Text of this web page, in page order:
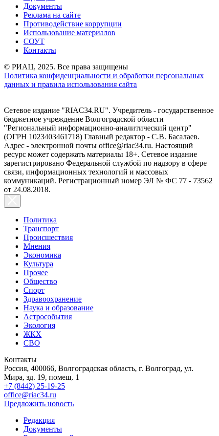
Документы
Реклама на сайте
Противодействие коррупции
Использование материалов
СОУТ
Контакты
© РИАЦ, 2025. Все права защищены
Политика конфиденциальности и обработки персональных
данных и правила использования сайта
Сетевое издание "RIAC34.RU". Учредитель - государственное
бюджетное учреждение Волгоградской области
"Региональный информационно-аналитический центр"
(ОГРН 1023403461718) Главный редактор - С.В. Басалаев.
Адрес - электронной почты office@riac34.ru. Настоящий
ресурс может содержать материалы 18+. Сетевое издание
зарегистрировано Федеральной службой по надзору в сфере
связи, информационных технологий и массовых
коммуникаций. Регистрационный номер ЭЛ № ФС 77 - 73562
от 24.08.2018.
Политика
Транспорт
Происшествия
Мнения
Экономика
Культура
Прочее
Общество
Спорт
Здравоохранение
Наука и образование
Астрособытия
Экология
ЖКХ
СВО
Контакты
Россия, 400066, Волгоградская область, г. Волгоград, ул.
Мира, зд. 19, помещ. 1
+7 (8442) 25-19-25
office@riac34.ru
Предложить новость
Редакция
Документы